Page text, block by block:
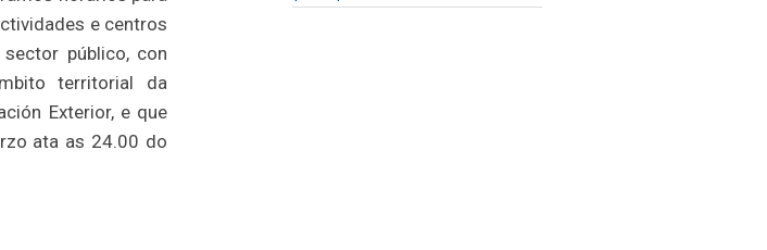
e centros
público, con
territorial da
Exterior, e que
ata as 24.00 do